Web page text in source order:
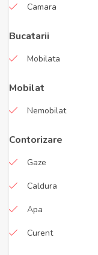
Camara
Bucatarii
Mobilata
Mobilat
Nemobilat
Contorizare
Gaze
Caldura
Apa
Curent